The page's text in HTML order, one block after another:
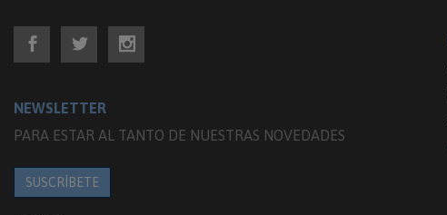
NEWSLETTER
PARA ESTAR AL TANTO DE NUESTRAS NOVEDADES
SUSCRÍBETE